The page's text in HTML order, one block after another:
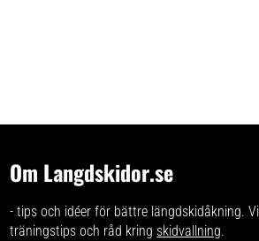
Om Langdskidor.se
- tips och idéer för bättre längdskidåkning.
träningstips och råd kring skidvallning.